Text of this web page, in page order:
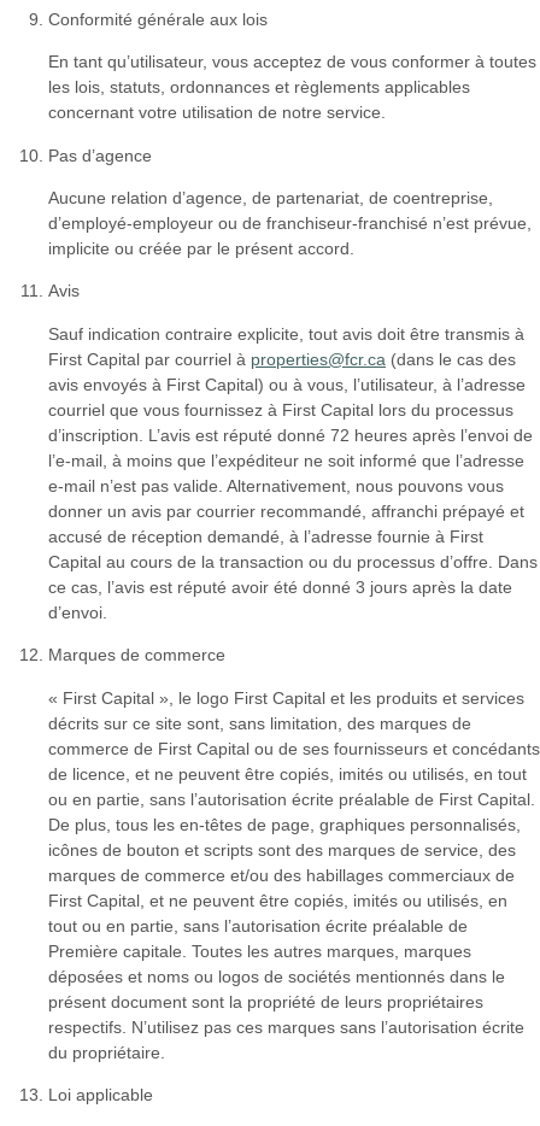
Conformité générale aux lois
En tant qu’utilisateur, vous acceptez de vous conformer à toutes
les lois, statuts, ordonnances et règlements applicables
concernant votre utilisation de notre service.
Pas d’agence
Aucune relation d’agence, de partenariat, de coentreprise,
d’employé-employeur ou de franchiseur-franchisé n’est prévue,
implicite ou créée par le présent accord.
Avis
Sauf indication contraire explicite, tout avis doit être transmis à
First Capital par courriel à properties@fcr.ca (dans le cas des
avis envoyés à First Capital) ou à vous, l’utilisateur, à l’adresse
courriel que vous fournissez à First Capital lors du processus
d’inscription. L’avis est réputé donné 72 heures après l’envoi de
l’e-mail, à moins que l’expéditeur ne soit informé que l’adresse
e-mail n’est pas valide. Alternativement, nous pouvons vous
donner un avis par courrier recommandé, affranchi prépayé et
accusé de réception demandé, à l’adresse fournie à First
Capital au cours de la transaction ou du processus d’offre. Dans
ce cas, l’avis est réputé avoir été donné 3 jours après la date
d’envoi.
Marques de commerce
« First Capital », le logo First Capital et les produits et services
décrits sur ce site sont, sans limitation, des marques de
commerce de First Capital ou de ses fournisseurs et concédants
de licence, et ne peuvent être copiés, imités ou utilisés, en tout
ou en partie, sans l’autorisation écrite préalable de First Capital.
De plus, tous les en-têtes de page, graphiques personnalisés,
icônes de bouton et scripts sont des marques de service, des
marques de commerce et/ou des habillages commerciaux de
First Capital, et ne peuvent être copiés, imités ou utilisés, en
tout ou en partie, sans l’autorisation écrite préalable de
Première capitale. Toutes les autres marques, marques
déposées et noms ou logos de sociétés mentionnés dans le
présent document sont la propriété de leurs propriétaires
respectifs. N’utilisez pas ces marques sans l’autorisation écrite
du propriétaire.
Loi applicable